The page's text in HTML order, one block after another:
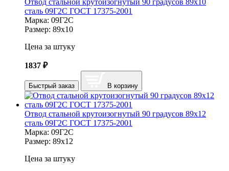
сталь 09Г2С ГОСТ 17375-2001
Марка: 09Г2С
Размер: 89х10
Цена за штуку
1837 ₽
Быстрый заказ В корзину
Отвод стальной крутоизогнутый 90 градусов 89х12
сталь 09Г2С ГОСТ 17375-2001
Марка: 09Г2С
Размер: 89х12
Цена за штуку